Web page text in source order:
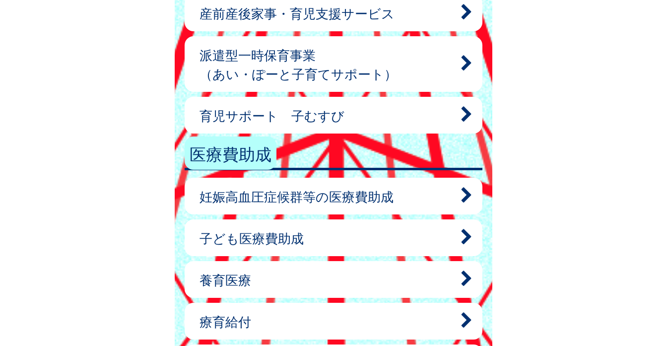
産前産後家事・育児支援サービス
派遣型一時保育事業
（あい・ぽーと子育てサポート）
育児サポート 子むすび
医療費助成
妊娠高血圧症候群等の医療費助成
子ども医療費助成
養育医療
療育給付